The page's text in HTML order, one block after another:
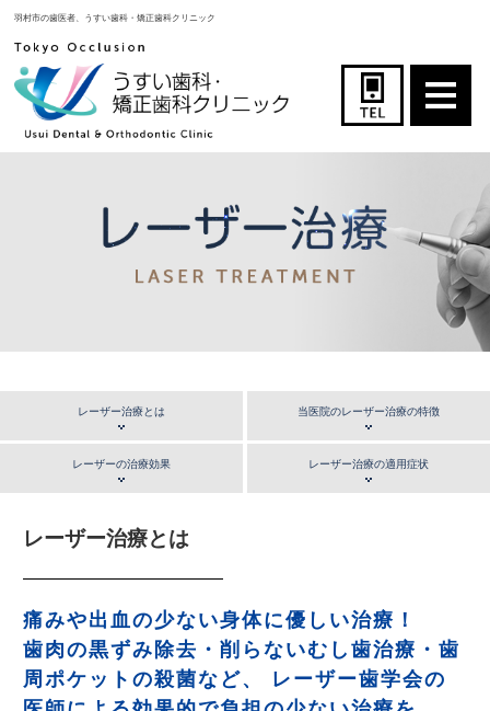
羽村市の歯医者、うすい歯科・矯正歯科クリニック
レーザー治療とは 当医院のレーザー治療の特徴
レーザーの治療効果 レーザー治療の適用症状
レーザー治療とは
痛みや出血の少ない身体に優しい治療！
歯肉の黒ずみ除去・削らないむし歯治療・歯
周ポケットの殺菌など、
レーザー歯学会の